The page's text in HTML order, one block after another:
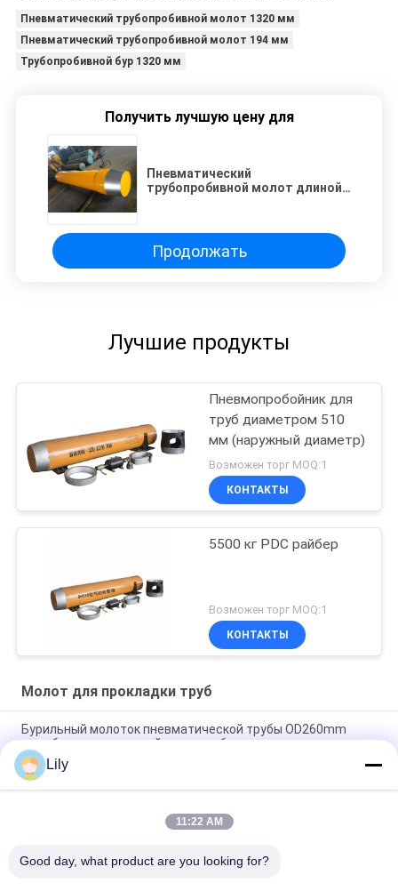
Пневматический трубопробивной молот 1320 мм
Пневматический трубопробивной молот 194 мм
Трубопробивной бур 1320 мм
Получить лучшую цену для
Пневматический
трубопробивной молот длиной
Продолжать
Лучшие продукты
Пневмопробойник для
труб диаметром 510
мм (наружный диаметр)
Возможен торг MOQ:1
КОНТАКТЫ
5500 кг PDC райбер
Возможен торг MOQ:1
КОНТАКТЫ
Молот для прокладки труб
Бурильный молоток пневматической трубы OD260mm
трамбуя используемый для трамбовать кожух
Молоток забойника трубы удара BH650 2500T
пневматический
28000кН 700мм ОД. Отливка Пневматический трубный
Lily
11:22 AM
Good day, what product are you looking for?